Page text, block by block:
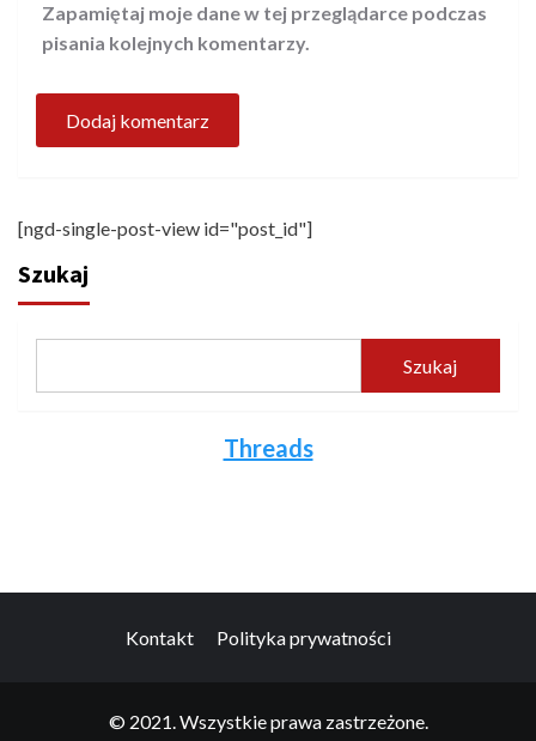
Zapamiętaj moje dane w tej przeglądarce podczas
pisania kolejnych komentarzy.
[ngd-single-post-view id="post_id"]
Szukaj
Szukaj
Threads
Kontakt Polityka prywatności
© 2021. Wszystkie prawa zastrzeżone.